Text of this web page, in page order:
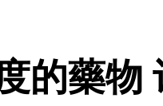
的藥物